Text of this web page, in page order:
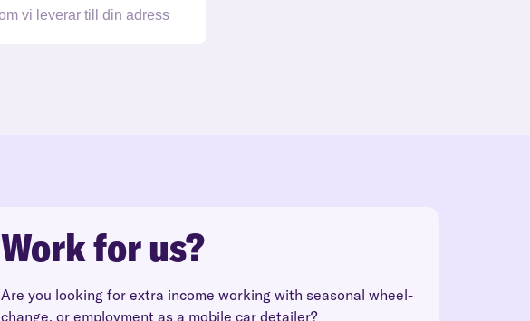
Work for us?
Are you looking for extra income working with seasonal wheel-
change, or employment as a mobile car detailer?